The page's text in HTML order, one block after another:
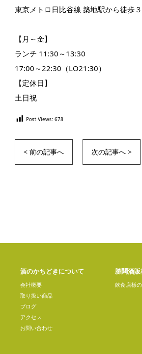
東京メトロ日比谷線 築地駅から徒歩
【月～金】
ランチ 11:30～13:30
17:00～22:30（LO21:30）
【定休日】
土日祝
Post Views: 678
< 前の記事へ 次の記事へ >
酒のかちどきについて
会社概要
取り扱い商品
ブログ
アクセス
お問い合わせ
勝鬨酒
飲食店様